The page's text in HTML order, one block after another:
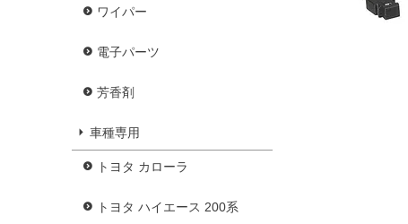
ワイパー
電子パーツ
芳香剤
車種専用
トヨタ カローラ
トヨタ ハイエース 200系